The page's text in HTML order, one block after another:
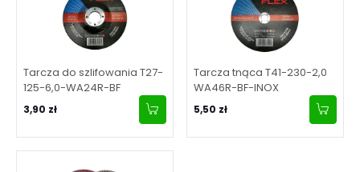
Tarcza do szlifowania T27-
125-6,0-WA24R-BF
3,90 zł
Tarcza tnąca T41-230-2,0
WA46R-BF-INOX
5,50 zł